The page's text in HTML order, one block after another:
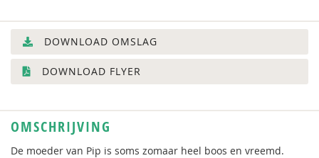
DOWNLOAD OMSLAG
DOWNLOAD FLYER
OMSCHRIJVING
De moeder van Pip is soms zomaar heel boos en vreemd.